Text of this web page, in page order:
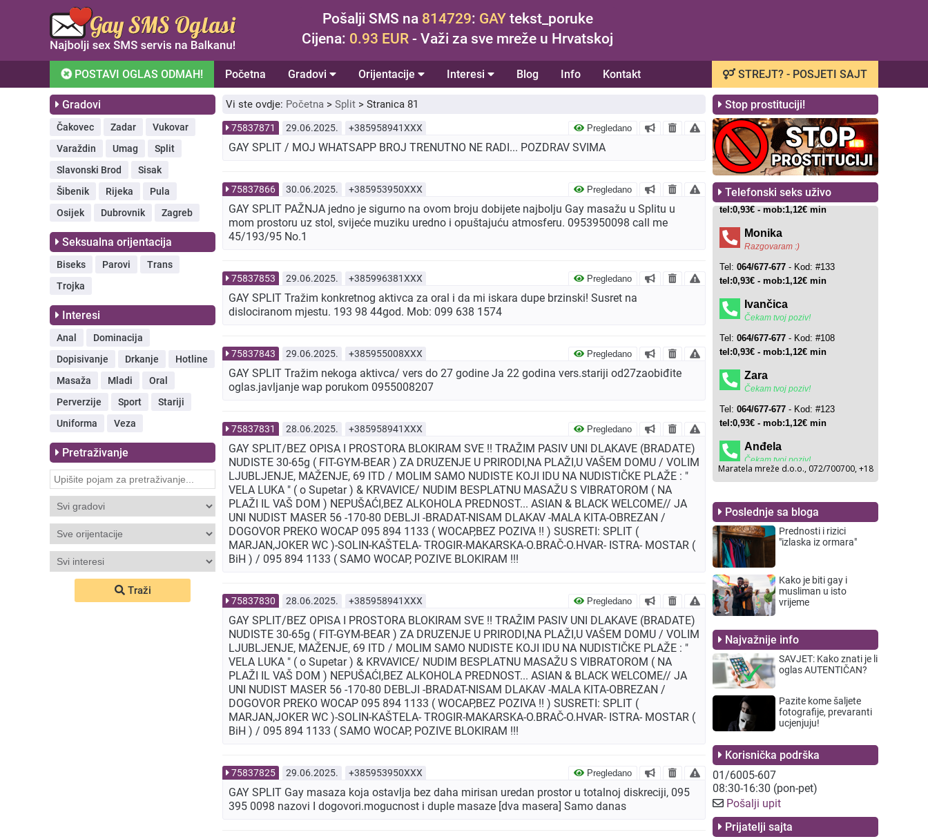
Pošalji SMS na 814729: GAYtekst_poruke
Cijena: 0.93 EUR - Važi za sve mreže u Hrvatskoj
POSTAVI OGLAS ODMAH! Početna Gradovi Orijentacije Interesi Blog Info Kontakt STREJT? - POSJETI SAJT
Gradovi
Čakovec Zadar
Vukovar
Varaždin
Umag
Split
Slavonski Brod
Sisak
Šibenik
Rijeka
Pula
Osijek
Dubrovnik Zagreb
Seksualna orijentacija
Biseks Parovi
Trans
Trojka
Interesi
Anal
Dominacija
Dopisivanje
Drkanje
Hotline
Masaža
Mladi
Oral
Perverzije
Sport
Stariji
Uniforma
Veza
Pretraživanje
Traži
Vi ste ovdje: Početna > Split > Stranica 81
75837871 29.06.2025. +385958941XXX Pregledano
GAY SPLIT / MOJ WHATSAPP BROJ TRENUTNO NE RADI... POZDRAV SVIMA
75837866 30.06.2025. +385953950XXX Pregledano
GAY SPLIT PAŽNJA jedno je sigurno na ovom broju dobijete najbolju Gay masažu u Splitu u
mom prostoru uz stol, svijeće muziku uredno i opuštajuću atmosferu. 0953950098 call me
45/193/95 No.1
75837853 29.06.2025. +385996381XXX Pregledano
GAY SPLIT Tražim konkretnog aktivca za oral i da mi iskara dupe brzinski! Susret na
dislociranom mjestu. 193 98 44god. Mob: 099 638 1574
75837843 29.06.2025. +385955008XXX Pregledano
GAY SPLIT Tražim nekoga aktivca/ vers do 27 godine Ja 22 godina vers.stariji od27zaobiđite
oglas.javljanje wap porukom 0955008207
75837831 28.06.2025. +385958941XXX Pregledano
GAY SPLIT/BEZ OPISA I PROSTORA BLOKIRAM SVE !! TRAŽIM PASIV UNI DLAKAVE (BRADATE)
NUDISTE 30-65g ( FIT-GYM-BEAR ) ZA DRUZENJE U PRIRODI,NA PLAŽI,U VAŠEM DOMU / VOLIM
LJUBLJENJE, MAŽENJE, 69 ITD / MOLIM SAMO NUDISTE KOJI IDU NA NUDISTIČKE PLAŽE : "
VELA LUKA " ( o Supetar ) & KRVAVICE/ NUDIM BESPLATNU MASAŽU S VIBRATOROM ( NA
PLAŽI IL VAŠ DOM ) NEPUŠAĆI,BEZ ALKOHOLA PREDNOST... ASIAN & BLACK WELCOME// JA
UNI NUDIST MASER 56 -170-80 DEBLJI -BRADAT-NISAM DLAKAV -MALA KITA-OBREZAN /
DOGOVOR PREKO WOCAP 095 894 1133 ( WOCAP,BEZ POZIVA !! ) SUSRETI: SPLIT (
MARJAN,JOKER WC )-SOLIN-KAŠTELA- TROGIR-MAKARSKA-O.BRAČ-O.HVAR- ISTRA- MOSTAR (
BiH ) / 095 894 1133 ( SAMO WOCAP, POZIVE BLOKIRAM !!!
75837830 28.06.2025. +385958941XXX Pregledano
GAY SPLIT/BEZ OPISA I PROSTORA BLOKIRAM SVE !! TRAŽIM PASIV UNI DLAKAVE (BRADATE)
NUDISTE 30-65g ( FIT-GYM-BEAR ) ZA DRUZENJE U PRIRODI,NA PLAŽI,U VAŠEM DOMU / VOLIM
LJUBLJENJE, MAŽENJE, 69 ITD / MOLIM SAMO NUDISTE KOJI IDU NA NUDISTIČKE PLAŽE : "
VELA LUKA " ( o Supetar ) & KRVAVICE/ NUDIM BESPLATNU MASAŽU S VIBRATOROM ( NA
PLAŽI IL VAŠ DOM ) NEPUŠAĆI,BEZ ALKOHOLA PREDNOST... ASIAN & BLACK WELCOME// JA
UNI NUDIST MASER 56 -170-80 DEBLJI -BRADAT-NISAM DLAKAV -MALA KITA-OBREZAN /
DOGOVOR PREKO WOCAP 095 894 1133 ( WOCAP,BEZ POZIVA !! ) SUSRETI: SPLIT (
MARJAN,JOKER WC )-SOLIN-KAŠTELA- TROGIR-MAKARSKA-O.BRAČ-O.HVAR- ISTRA- MOSTAR (
BiH ) / 095 894 1133 ( SAMO WOCAP, POZIVE BLOKIRAM !!!
75837825 29.06.2025. +385953950XXX Pregledano
GAY SPLIT Gay masaza koja ostavlja bez daha mirisan uredan prostor u totalnoj diskreciji, 095
395 0098 nazovi I dogovori.mogucnost i duple masaze [dva masera] Samo danas
Stop prostituciji!
Telefonski seks uživo
Poslednje sa bloga
Prednosti i rizici
"izlaska iz ormara"
Kako je biti gay i
musliman u isto
vrijeme
Najvažnije info
SAVJET: Kako znati je li
oglas AUTENTIČAN?
Pazite kome šaljete
fotografije, prevaranti
ucjenjuju!
Korisnička podrška
01/6005-607
08:30-16:30 (pon-pet)
Pošalji upit
Prijatelji sajta